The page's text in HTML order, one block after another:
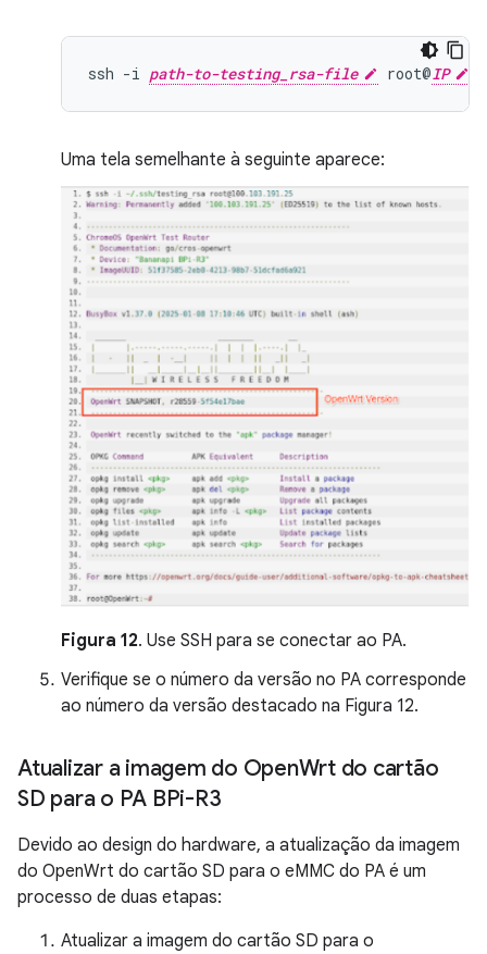
ssh -i path-to-testing_rsa-file root@IP
Uma tela semelhante à seguinte aparece:
Figura 12. Use SSH para se conectar ao PA.
Verifique se o número da versão no PA corresponde
ao número da versão destacado na Figura 12.
Atualizar a imagem do OpenWrt do cartão
SD para o PA BPi-R3
Devido ao design do hardware, a atualização da imagem
do OpenWrt do cartão SD para o eMMC do PA é um
processo de duas etapas:
Atualizar a imagem do cartão SD para o